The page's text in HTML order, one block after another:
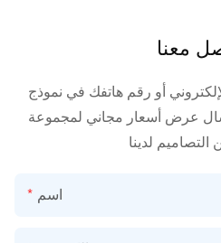
معنا
أو رقم هاتفك في نموذج
عرض أسعار مجاني لمجموعة
اسم